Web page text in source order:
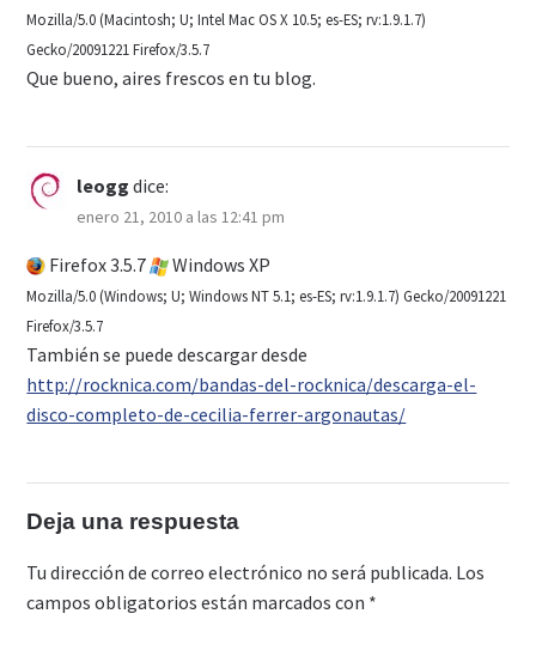
Mozilla/5.0 (Macintosh; U; Intel Mac OS X 10.5; es-ES; rv:1.9.1.7)
Gecko/20091221 Firefox/3.5.7
Que bueno, aires frescos en tu blog.
leogg dice:
enero 21, 2010 a las 12:41 pm
Firefox 3.5.7 Windows XP
Mozilla/5.0 (Windows; U; Windows NT 5.1; es-ES; rv:1.9.1.7) Gecko/20091221
Firefox/3.5.7
También se puede descargar desde
http://rocknica.com/bandas-del-rocknica/descarga-el-
disco-completo-de-cecilia-ferrer-argonautas/
Deja una respuesta
Tu dirección de correo electrónico no será publicada. Los
campos obligatorios están marcados con *